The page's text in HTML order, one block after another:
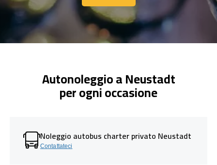
Contattaci
Autonoleggio a Neustadt
per ogni occasione
Noleggio autobus charter privato Neustadt
Contattateci